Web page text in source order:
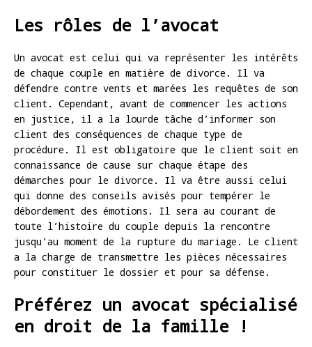
Les rôles de l’avocat
Un avocat est celui qui va représenter les intérêts
de chaque couple en matière de divorce. Il va
défendre contre vents et marées les requêtes de son
client. Cependant, avant de commencer les actions
en justice, il a la lourde tâche d’informer son
client des conséquences de chaque type de
procédure. Il est obligatoire que le client soit en
connaissance de cause sur chaque étape des
démarches pour le divorce. Il va être aussi celui
qui donne des conseils avisés pour tempérer le
débordement des émotions. Il sera au courant de
toute l’histoire du couple depuis la rencontre
jusqu’au moment de la rupture du mariage. Le client
a la charge de transmettre les pièces nécessaires
pour constituer le dossier et pour sa défense.
Préférez un avocat spécialisé
en droit de la famille !